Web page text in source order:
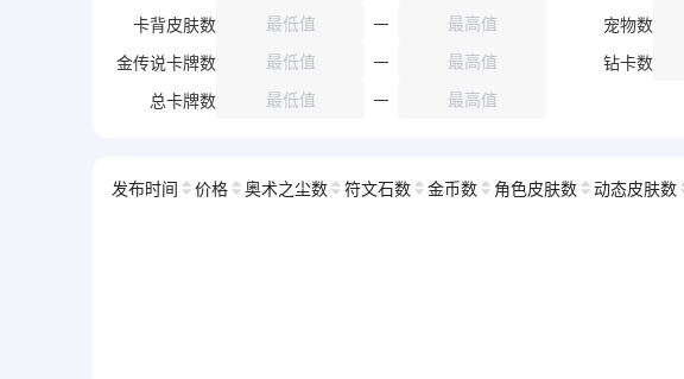
卡背皮肤数
宠物数
金传说卡牌数
钻卡数
总卡牌数
发布时间 价格 奥术之尘数 符文石数 金币数 角色皮肤数 动态皮肤数